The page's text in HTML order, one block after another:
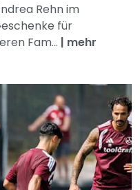
Rehn im
für
Fam... | mehr